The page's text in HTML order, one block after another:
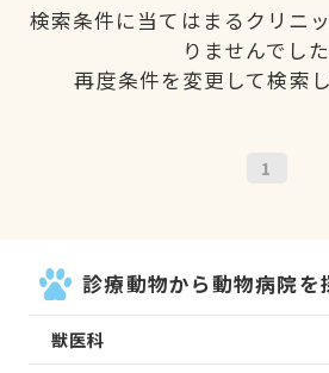
検索条件に当てはまるクリニ
りませんでした
再度条件を変更して検索
1
診療動物から動物病院を
獣医科